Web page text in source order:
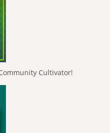
Cultivator!